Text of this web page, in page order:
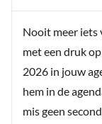
CvM
3 juni 08:40
Dit bedrag
weten ze dat
ook wel aan
Nooit meer iets
met een druk
2026 in jouw
hem in de
mis geen